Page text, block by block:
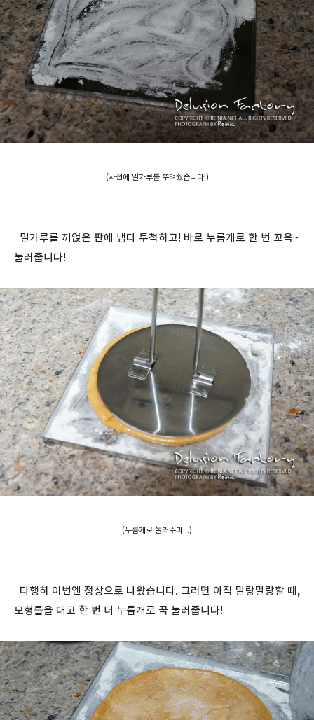
(사전에 밀가루를 뿌려줬습니다!)
밀가루를 끼얹은 판에 냅다 투척하고! 바로 누름개로 한 번 꼬옥~
눌러줍니다!
(누름개로 눌러주긔...)
다행히 이번엔 정상으로 나왔습니다. 그러면 아직 말랑말랑할 때,
모형틀을 대고 한 번 더 누름개로 꾹 눌러줍니다!